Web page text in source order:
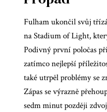
Fulham ukončil svůj
na Stadium of Light,
Podivný první poločas
zatímco nejlepší
také utrpěl problémy se
Zápas se výrazně
sedm minut později